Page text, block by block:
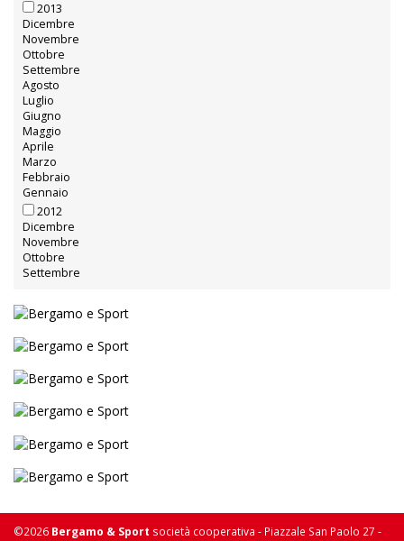
2013
Dicembre
Novembre
Ottobre
Settembre
Agosto
Luglio
Giugno
Maggio
Aprile
Marzo
Febbraio
Gennaio
2012
Dicembre
Novembre
Ottobre
Settembre
©2026 Bergamo & Sport società cooperativa - Piazzale San Paolo 27 -